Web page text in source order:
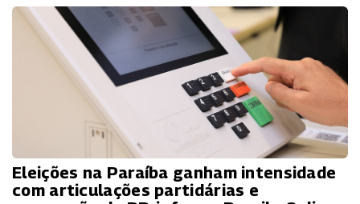
Eleições na Paraíba ganham intensidade
com articulações partidárias e